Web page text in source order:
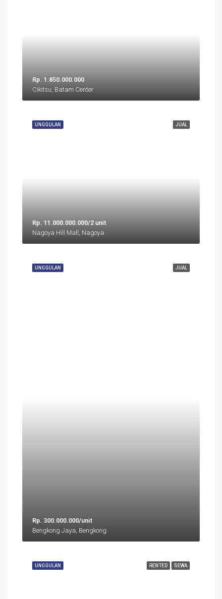
Rp. 1.850.000.000
Cikitsu, Batam Center
JUAL
UNGGULAN
Rp. 11.000.000.000/2 unit
Nagoya Hill Mall, Nagoya
JUAL
UNGGULAN
Rp. 300.000.000/unit
Bengkong Jaya, Bengkong
RENTED SEWA
UNGGULAN